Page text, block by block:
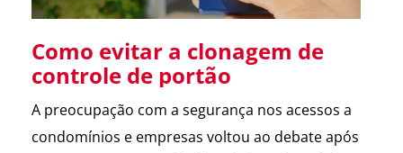
Como evitar a clonagem de
controle de portão
A preocupação com a segurança nos acessos a
condomínios e empresas voltou ao debate após